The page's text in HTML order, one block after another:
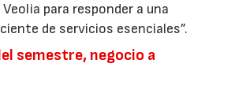
para responder a una
de servicios esenciales”.
semestre, negocio a